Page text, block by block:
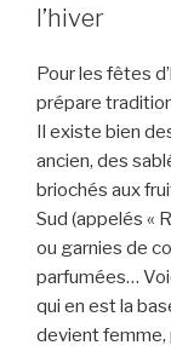
l’hiver
Pour les fêtes
prépare
Il existe bien
ancien, des
briochés aux
Sud (appelés «
ou garnies de
parfumées…
qui en est la
devient femme,